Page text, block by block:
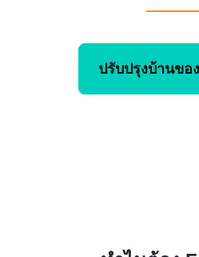
ปรับปรุงบ้านข